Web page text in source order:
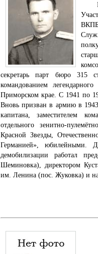
ВКПБ
секретарь парт бюро 315
командованием
Приморском крае. С 1941 по
Вновь призван в армию в
капитана, заместителем
отдельного зенитно-
Красной Звезды,
Германией», юбилейными.
демобилизации работал
Шеминовка), директором
им. Ленина (пос. Жуковка) и